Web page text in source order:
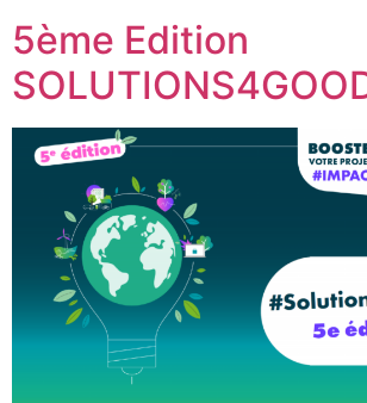
5ème Edition